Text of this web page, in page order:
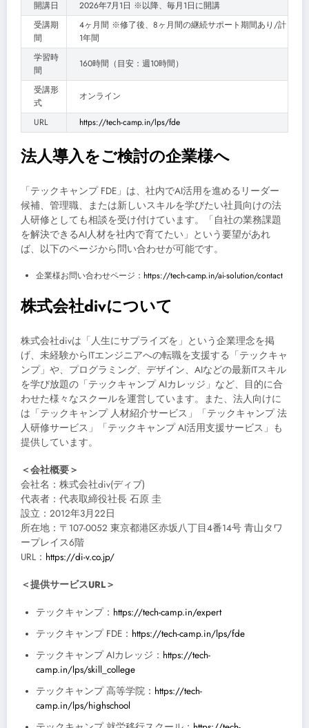
開講日
2026年7月1日 ※以降、毎月1日に開講
受講期
間
4ヶ月間 ※修了後、8ヶ月間の継続サポート期間あり/計
1年間
学習時
間
160時間（目安：週10時間）
受講形
式
オンライン
URL https://tech-camp.in/lps/fde
法人導入をご検討の企業様へ
「テックキャンプ FDE」は、社内でAI活用を進めるリーダー
候補、管理職、または新しいスキルを学びたい社員向けの法
人研修としても相談を受け付けています。「自社の業務課題
を解決できるAI人材を社内で育てたい」という要望があれ
ば、以下のページから問い合わせが可能です。
企業様お問い合わせページ： https://tech-camp.in/ai-solution/contact
株式会社divについて
株式会社divは「人生にサプライズを」という企業理念を掲
げ、未経験からITエンジニアへの転職を支援する「テックキャ
ンプ」や、プログラミング、デザイン、AIなどの最新ITスキル
を学び放題の「テックキャンプ AIカレッジ」など、目的に合
わせた様々なスクールを運営しています。また、法人向けに
は「テックキャンプ 人材紹介サービス」「テックキャンプ 法
人研修サービス」「テックキャンプ AI活用支援サービス」も
提供しています。
＜会社概要＞
会社名：株式会社div(ディブ)
代表者：代表取締役社長 石原 圭
設立：2012年3月22日
所在地：〒107-0052 東京都港区赤坂八丁目4番14号 青山タワ
ープレイス6階
URL： https://di-v.co.jp/
＜提供サービスURL＞
テックキャンプ： https://tech-camp.in/expert
テックキャンプ FDE： https://tech-camp.in/lps/fde
テックキャンプ AIカレッジ： https://tech-
camp.in/lps/skill_college
テックキャンプ 高等学院： https://tech-
camp.in/lps/highschool